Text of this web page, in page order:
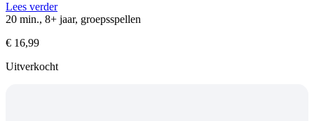
Lees verder
20 min., 8+ jaar, groepsspellen
€ 16,99
Uitverkocht